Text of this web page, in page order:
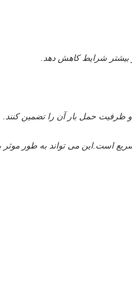
بیشتر شرایط کاهش دهد.
ظرفیت حمل بار آن را تضمین کنند.
است.این می تواند به طور